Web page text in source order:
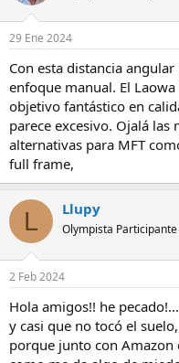
29 Ene 2024
Con esta distancia
enfoque manual. El
objetivo fantástico en
parece excesivo. Ojalá las
alternativas para MFT
full frame,
L Llupy
Olympista Participante
2 Feb 2024
Hola amigos!! he
y casi que no tocó el
porque junto con